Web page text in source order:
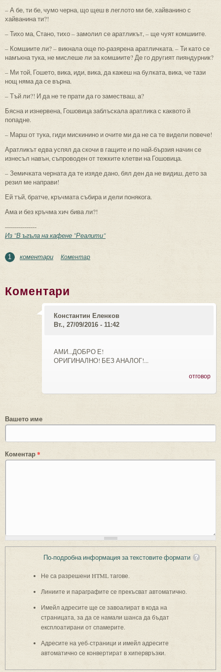
– А бе, ти бе, чумо черна, що щеш в леглото ми бе, хайванино с
хайванина ти?!
– Тихо ма, Стано, тихо – замолил се аратликът, – ще чуят комшиите.
– Комшиите ли? – викнала още по-разярена аратличката. – Ти като се
намъкна тука, не мислеше ли за комшиите? Де го другият пияндурник?
– Ми той, Гошето, вика, иди, вика, да кажеш на булката, вика, че тази
нощ няма да се върна.
– Тъй ли?! И да не те прати да го заместваш, а?
Бясна и изнервена, Гошовица заблъскала аратлика с каквото й
попадне.
– Марш от тука, гиди мискинино и очите ми да не са те видели повече!
Аратликът едва успял да скочи в гащите и по най-бързия начин се
изнесъл навън, съпроводен от тежките клетви на Гошовица.
– Земичката черната да те изяде дано, бял ден да не видиш, дето за
резил ме направи!
Ей тъй, братче, кръчмата събира и дели понякога.
Ама и без кръчма хич бива ли?!
----------------
Из "В ъгъла на кафене "Реалити"
1 коментари Коментар
Коментари
Константин Еленков
Вт., 27/09/2016 - 11:42
АМИ...ДОБРО Е!
ОРИГИНАЛНО! БЕЗ АНАЛОГ!...
отговор
Вашето име
Коментар*
По-подробна информация за текстовите формати
Не са разрешени HTML тагове.
Линиите и параграфите се прекъсват автоматично.
Имейл адресите ще се завоалират в кода на
страницата, за да се намали шанса да бъдат
експлоатирани от спамерите.
Адресите на уеб-страници и имейл адресите
автоматично се конвертират в хипервръзки.